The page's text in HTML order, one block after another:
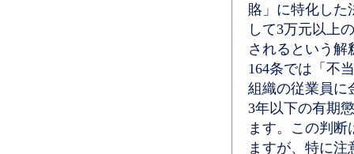
賂」に特化した
して3万元以上
されるという解
164条では「不
組織の従業員に
3年以下の有期
ます。この判
ますが、特に